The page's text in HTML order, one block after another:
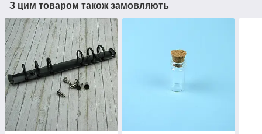
З цим товаром також замовляють